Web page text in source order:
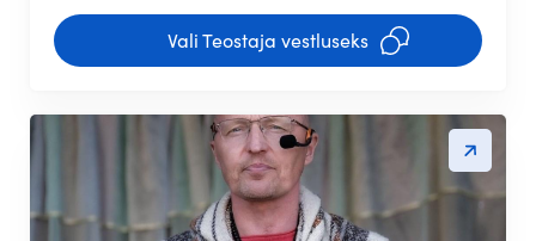
Vali Teostaja vestluseks